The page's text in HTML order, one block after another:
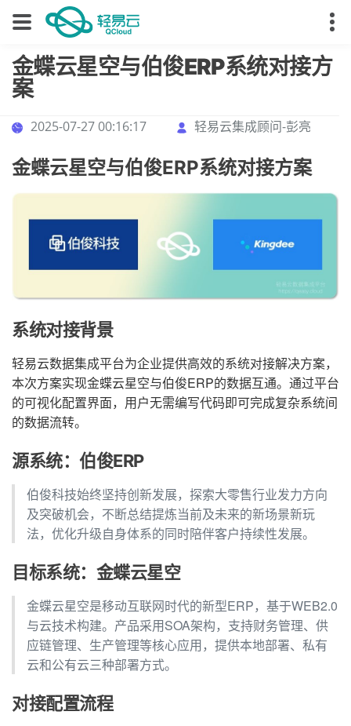
金蝶云星空与伯俊ERP系统对接方
案
2025-07-27 00:16:17 轻易云集成顾问-彭亮
金蝶云星空与伯俊ERP系统对接方案
系统对接背景
轻易云数据集成平台为企业提供高效的系统对接解决方案，
本次方案实现金蝶云星空与伯俊ERP的数据互通。通过平台
的可视化配置界面，用户无需编写代码即可完成复杂系统间
的数据流转。
源系统：伯俊ERP
伯俊科技始终坚持创新发展，探索大零售行业发力方向
及突破机会，不断总结提炼当前及未来的新场景新玩
法，优化升级自身体系的同时陪伴客户持续性发展。
目标系统：金蝶云星空
金蝶云星空是移动互联网时代的新型ERP，基于WEB2.0
与云技术构建。产品采用SOA架构，支持财务管理、供
应链管理、生产管理等核心应用，提供本地部署、私有
云和公有云三种部署方式。
对接配置流程